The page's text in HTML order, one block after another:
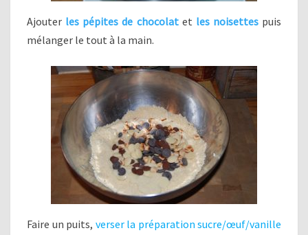
Ajouter les pépites de chocolat et les noisettes puis
mélanger le tout à la main.
Faire un puits, verser la préparation sucre/œuf/vanille